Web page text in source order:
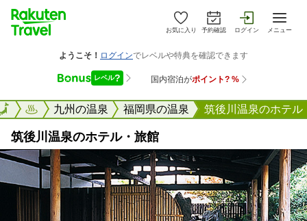
お気に入り 予約確認 ログイン メニュー
楽天トラベル九州の温泉 福岡県の温泉 筑後川温泉のホテル
筑後川温泉のホテル・旅館